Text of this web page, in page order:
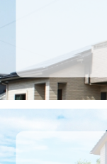
で
一
貫
し